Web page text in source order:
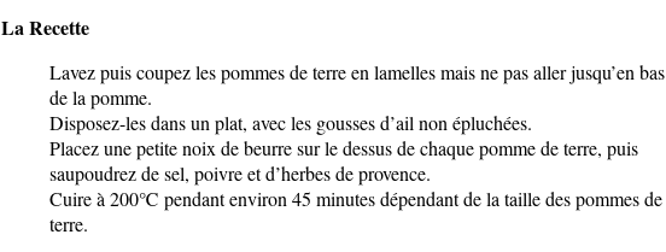
La Recette
Lavez puis coupez les pommes de terre en lamelles mais ne pas aller jusqu’en bas
de la pomme.
Disposez-les dans un plat, avec les gousses d’ail non épluchées.
Placez une petite noix de beurre sur le dessus de chaque pomme de terre, puis
saupoudrez de sel, poivre et d’herbes de provence.
Cuire à 200℃ pendant environ 45 minutes dépendant de la taille des pommes de
terre.